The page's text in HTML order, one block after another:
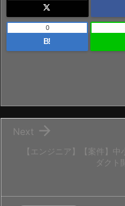
B!
0
【エンジニア】【案件】中
ダクト

Next